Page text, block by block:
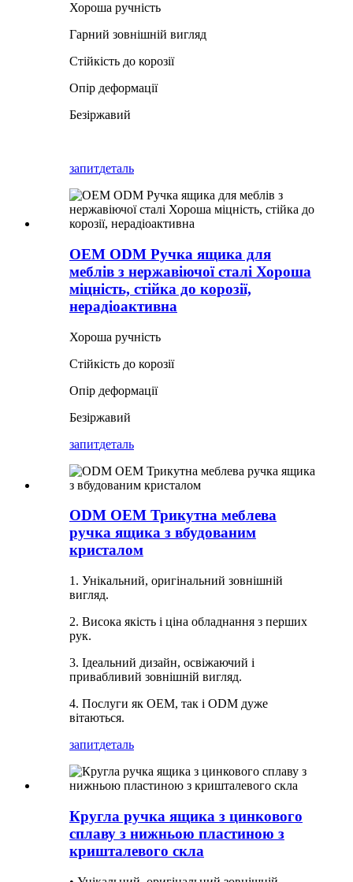
Хороша ручність
Гарний зовнішній вигляд
Стійкість до корозії
Опір деформації
Безіржавий
запитдеталь
OEM ODM Ручка ящика для
меблів з нержавіючої сталі Хороша
міцність, стійка до корозії,
нерадіоактивна
Хороша ручність
Стійкість до корозії
Опір деформації
Безіржавий
запитдеталь
ODM OEM Трикутна меблева
ручка ящика з вбудованим
кристалом
1. Унікальний, оригінальний зовнішній
вигляд.
2. Висока якість і ціна обладнання з перших
рук.
3. Ідеальний дизайн, освіжаючий і
привабливий зовнішній вигляд.
4. Послуги як OEM, так і ODM дуже
вітаються.
запитдеталь
Кругла ручка ящика з цинкового
сплаву з нижньою пластиною з
кришталевого скла